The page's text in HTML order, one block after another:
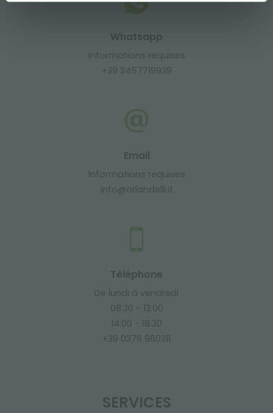
Whatsapp
Informations requises
+39 3457719939
Email
Informations requises
info@orlandelli.it
Téléphone
De lundi à vendredi
08:30 - 13:00
14:00 - 18:30
+39 0376 960311
SERVICES